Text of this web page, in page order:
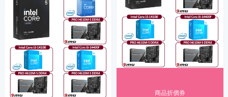
商品折價券